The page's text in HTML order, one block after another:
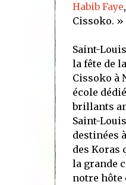
Habib Faye
Cissoko. »
Saint-
la fête de
Cissoko à
école
brillants
Saint-
destinées
des Koras
la grande
notre hôte